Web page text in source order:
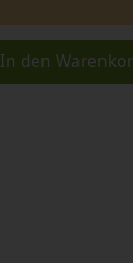
In den